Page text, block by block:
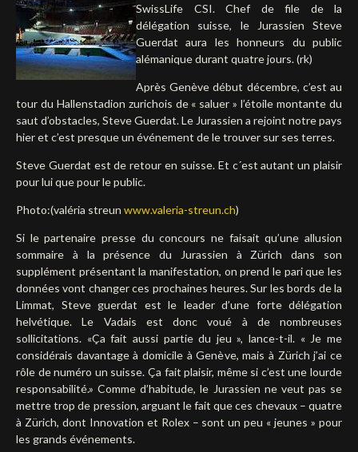
Résultats
Vidéos
Contacts médias
Partenaires officiels
Social Newsroom
Français
English
Deutsch
SwissLife CSI. Chef de file de la
délégation suisse, le Jurassien Steve
Guerdat aura les honneurs du public
alémanique durant quatre jours. (rk)
Après Genève début décembre, c’est au
tour du Hallenstadion zurichois de « saluer » l’étoile montante du
saut d’obstacles, Steve Guerdat. Le Jurassien a rejoint notre pays
hier et c’est presque un événement de le trouver sur ses terres.
Steve Guerdat est de retour en suisse. Et c´est autant un plaisir
pour lui que pour le public.
Photo:(valéria streun www.valeria-streun.ch)
Si le partenaire presse du concours ne faisait qu’une allusion
sommaire à la présence du Jurassien à Zürich dans son
supplément présentant la manifestation, on prend le pari que les
données vont changer ces prochaines heures. Sur les bords de la
Limmat, Steve guerdat est le leader d’une forte délégation
helvétique. Le Vadais est donc voué à de nombreuses
sollicitations. «Ça fait aussi partie du jeu », lance-t-il. « Je me
considérais davantage à domicile à Genève, mais à Zürich j’ai ce
rôle de numéro un suisse. Ça fait plaisir, même si c’est une lourde
responsabilité.» Comme d’habitude, le Jurassien ne veut pas se
mettre trop de pression, arguant le fait que ces chevaux – quatre
à Zürich, dont Innovation et Rolex – sont un peu « jeunes » pour
les grands événements.